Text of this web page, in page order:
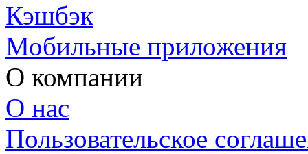
Кэшбэк
Мобильные приложения
О компании
О нас
Пользовательское